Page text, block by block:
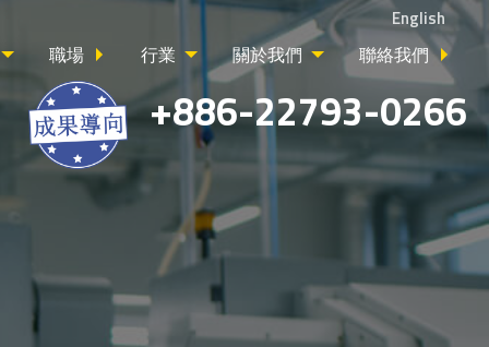
English
職場 行業 關於我們 聯絡我們
+886-22793-0266